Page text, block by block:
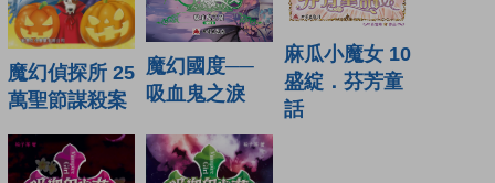
魔幻偵探所 25
萬聖節謀殺案
魔幻國度──
吸血鬼之淚
麻瓜小魔女 10
盛綻．芬芳童
話